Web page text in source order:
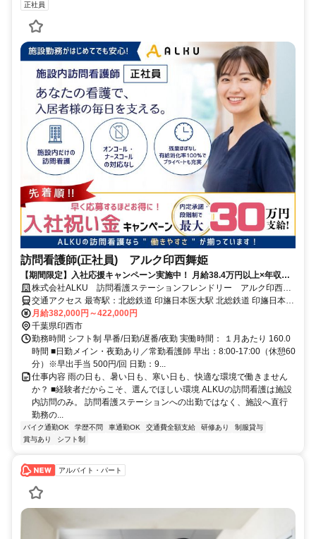
正社員
訪問看護師(正社員) アルク印西舞姫
【期間限定】入社応援キャンペーン実施中！ 月給38.4万円以上×年収
510万円以上！オンコールなしで、この待遇！＜印西市＞
株式会社ALKU 訪問看護ステーションフレンドリー アルク印西舞
姫
交通アクセス 最寄駅：北総鉄道 印旛日本医大駅 北総鉄道 印旛日本医
大駅より徒歩5分
月給382,000円～422,000円
千葉県印西市
勤務時間 シフト制 早番/日勤/遅番/夜勤 実働時間： １月あたり 160.0
時間 ■日勤メイン・夜勤あり／常勤看護師 早出：8:00-17:00（休憩60
分）※早出手当 500円/回 日勤：9...
仕事内容 雨の日も、暑い日も、寒い日も、快適な環境で働きません
か？ ■経験者だからこそ、選んでほしい環境 ALKUの訪問看護は施設
内訪問のみ。 訪問看護ステーションへの出勤ではなく、施設へ直行
勤務の...
バイク通勤OK 学歴不問 車通勤OK 交通費全額支給 研修あり
制服貸与
賞与あり
シフト制
アルバイト・パート